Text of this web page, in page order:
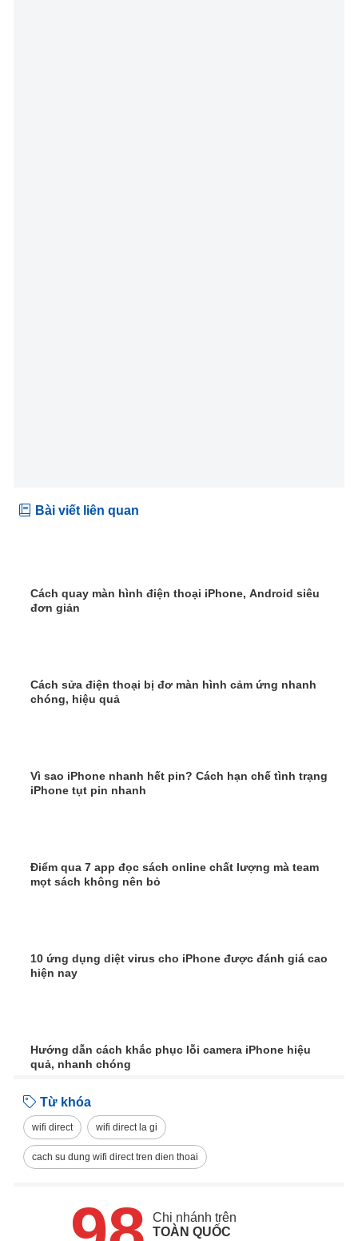
Bài viết liên quan
Cách quay màn hình điện thoại iPhone, Android siêu
đơn giản
Cách sửa điện thoại bị đơ màn hình cảm ứng nhanh
chóng, hiệu quả
Vì sao iPhone nhanh hết pin? Cách hạn chế tình trạng
iPhone tụt pin nhanh
Điểm qua 7 app đọc sách online chất lượng mà team
mọt sách không nên bỏ
10 ứng dụng diệt virus cho iPhone được đánh giá cao
hiện nay
Hướng dẫn cách khắc phục lỗi camera iPhone hiệu
quả, nhanh chóng
Từ khóa
wifi direct wifi direct la gi
cach su dung wifi direct tren dien thoai
Chi nhánh trên
TOÀN QUỐC